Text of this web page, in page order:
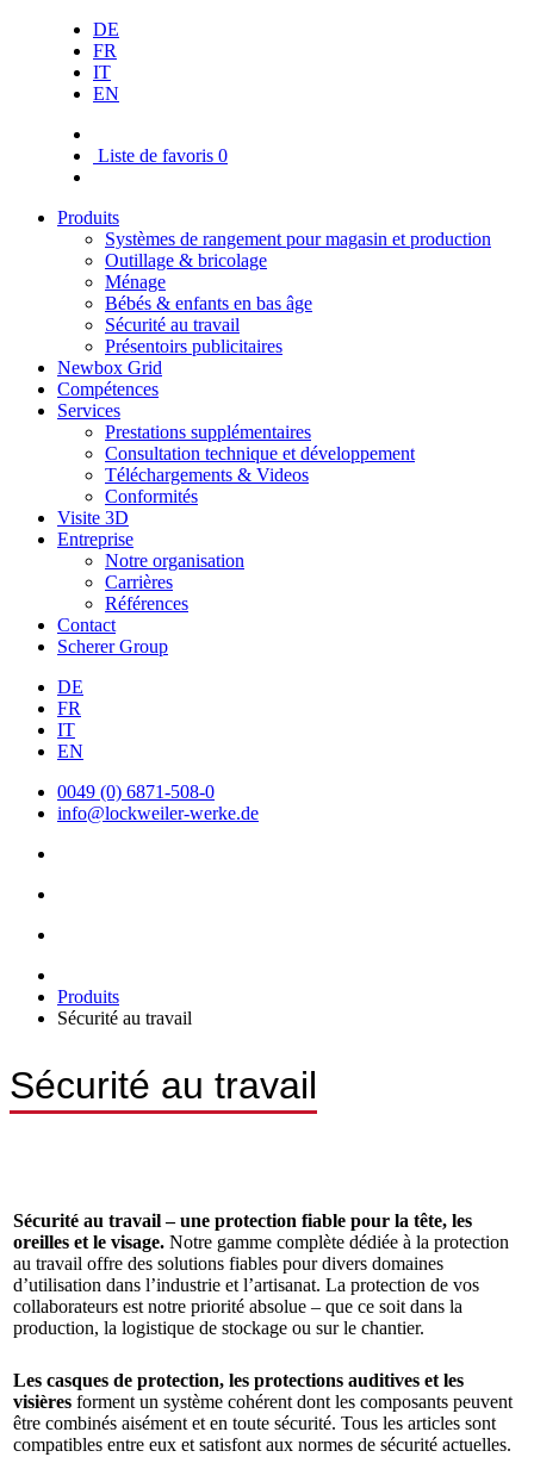
DE
FR
IT
EN
Liste de favoris 0
Produits
Systèmes de rangement pour magasin et production
Outillage & bricolage
Ménage
Bébés & enfants en bas âge
Sécurité au travail
Présentoirs publicitaires
Newbox Grid
Compétences
Services
Prestations supplémentaires
Consultation technique et développement
Téléchargements & Videos
Conformités
Visite 3D
Entreprise
Notre organisation
Carrières
Références
Contact
Scherer Group
DE
FR
IT
EN
0049 (0) 6871-508-0
info@lockweiler-werke.de
Produits
Sécurité au travail
Sécurité au travail
Sécurité au travail – une protection fiable pour la tête, les
oreilles et le visage. Notre gamme complète dédiée à la protection
au travail offre des solutions fiables pour divers domaines
d’utilisation dans l’industrie et l’artisanat. La protection de vos
collaborateurs est notre priorité absolue – que ce soit dans la
production, la logistique de stockage ou sur le chantier.
Les casques de protection, les protections auditives et les
visières forment un système cohérent dont les composants peuvent
être combinés aisément et en toute sécurité. Tous les articles sont
compatibles entre eux et satisfont aux normes de sécurité actuelles.